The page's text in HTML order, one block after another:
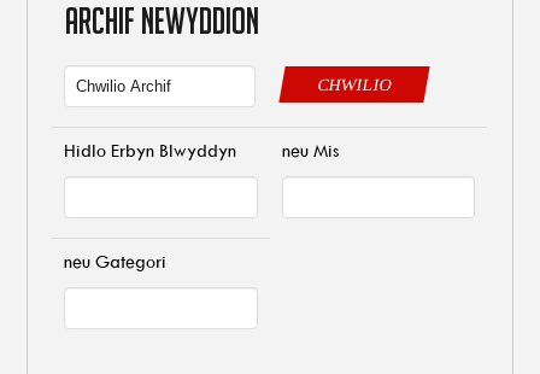
ARCHIF NEWYDDION
CHWILIO
Hidlo Erbyn Blwyddyn neu Mis
neu Gategori